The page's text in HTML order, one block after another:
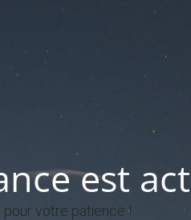
est
votre patience !